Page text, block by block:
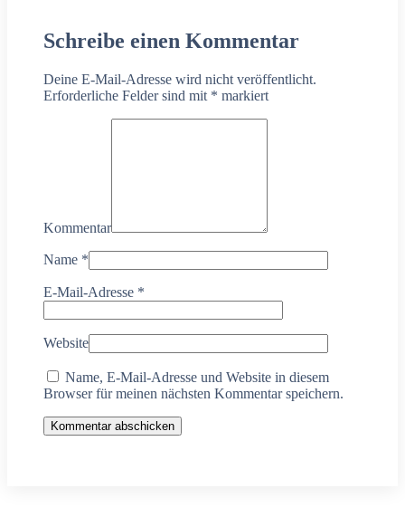
Schreibe einen Kommentar
Deine E-Mail-Adresse wird nicht veröffentlicht.
Erforderliche Felder sind mit * markiert
Kommentar
Name *
E-Mail-Adresse *
Website
Name, E-Mail-Adresse und Website in diesem
Browser für meinen nächsten Kommentar speichern.
Kommentar abschicken